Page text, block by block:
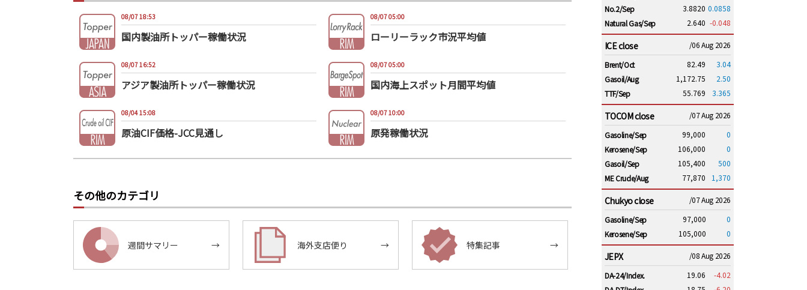
08/07 18:53
国内製油所トッパー稼働状況
08/07 05:00
ローリーラック市況平均値
08/07 16:52
アジア製油所トッパー稼働状況
08/07 05:00
国内海上スポット月間平均値
08/04 15:08
原油CIF価格-JCC見通し
08/07 10:00
原発稼働状況
その他のカテゴリ
週間サマリー → 海外支店便り → 特集記事 →
No.2/Sep
3.8820 0.0858
Natural Gas/Sep
2.640 -0.048
ICE close
/06 Aug 2026
Brent/Oct
82.49
3.04
Gasoil/Aug
1,172.75
2.50
TTF/Sep
55.769 3.365
TOCOM close
/07 Aug 2026
Gasoline/Sep
99,000
0
Kerosene/Sep
106,000
0
Gasoil/Sep
105,400
500
ME Crude/Aug
77,870 1,370
Chukyo close
/07 Aug 2026
Gasoline/Sep
97,000
0
Kerosene/Sep
105,000 0
JEPX
/08 Aug 2026
DA-24/Index.
19.06
-4.02